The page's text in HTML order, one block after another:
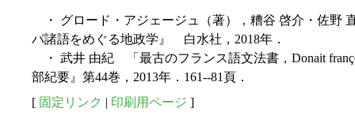
・ グロード・アジェージュ（著），糟谷 啓介・佐野
パ諸語をめぐる地政学』 白水社，2018年．
・ 武井 由紀 「最古のフランス語文法書，Donait
部紀要』第44巻，2013年．161--81頁．
[ 固定リンク | 印刷用ページ ]